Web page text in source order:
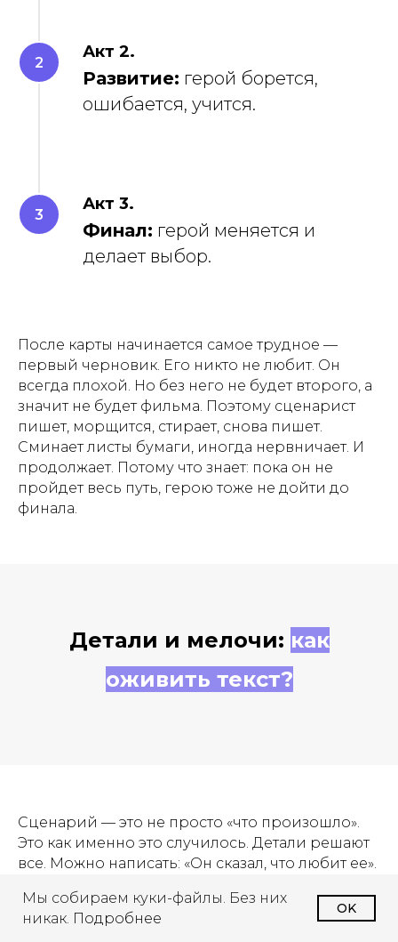
Акт 2.
Развитие: герой борется,
ошибается, учится.
Акт 3.
Финал: герой меняется и
делает выбор.
После карты начинается самое трудное —
первый черновик. Его никто не любит. Он
всегда плохой. Но без него не будет второго, а
значит не будет фильма. Поэтому сценарист
пишет, морщится, стирает, снова пишет.
Сминает листы бумаги, иногда нервничает. И
продолжает. Потому что знает: пока он не
пройдет весь путь, герою тоже не дойти до
финала.
Детали и мелочи: как
оживить текст?
Сценарий — это не просто «что произошло».
Это как именно это случилось. Детали решают
все. Можно написать: «Он сказал, что любит ее».
и еле слышно выдавил: «Я не могу без тебя
дышать»».
Мы собираем куки-файлы. Без них
никак. Подробнее
OK